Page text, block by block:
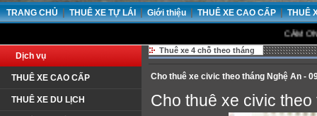
TRANG CHỦ | THUÊ XE TỰ LÁI | Giới thiệu | THUÊ XE CAO CẤP | THUÊ
CẢM ƠN QUÝ
Dịch vụ
THUÊ XE CAO CẤP
THUÊ XE DU LỊCH
Thuê xe 4 chỗ theo tháng
Cho thuê xe civic theo tháng Nghệ An -
Cho thuê xe civic